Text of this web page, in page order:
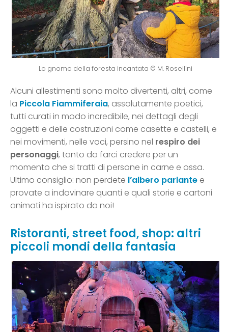
Lo gnomo della foresta incantata © M. Rosellini
Alcuni allestimenti sono molto divertenti, altri, come
la Piccola Fiammiferaia, assolutamente poetici,
tutti curati in modo incredibile, nei dettagli degli
oggetti e delle costruzioni come casette e castelli, e
nei movimenti, nelle voci, persino nel respiro dei
personaggi, tanto da farci credere per un
momento che si tratti di persone in carne e ossa.
Ultimo consiglio: non perdete l’albero parlante e
provate a indovinare quanti e quali storie e cartoni
animati ha ispirato da noi!
Ristoranti, street food, shop: altri
piccoli mondi della fantasia